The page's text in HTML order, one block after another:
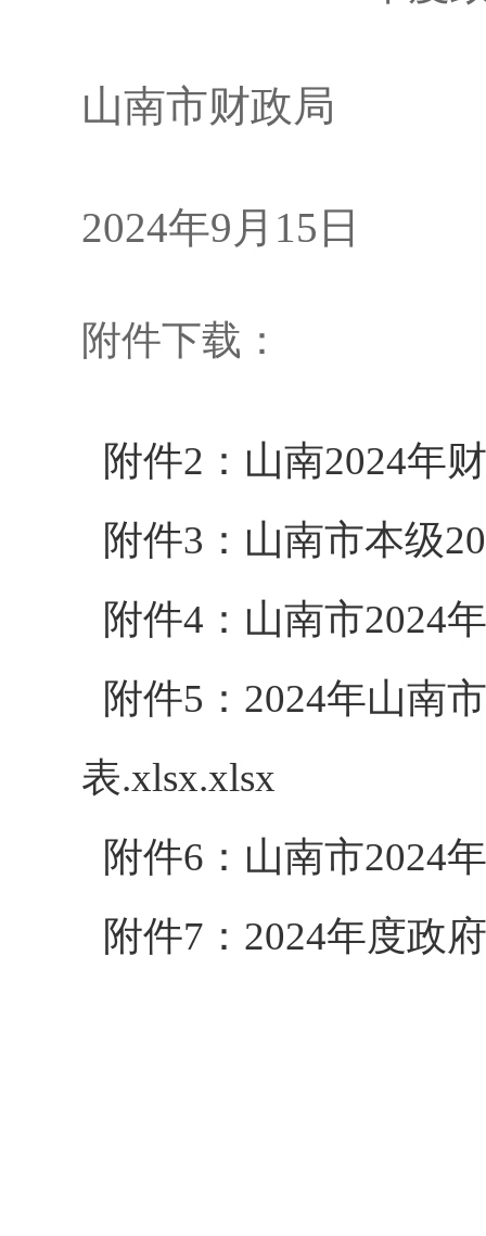
山南市财政局
2024年9 月 15 日
附件下载：
附件2：山南2024年
附件3：山南市本级
附件4：山南市2024
附件5：2024年山南
表.xlsx.xlsx
附件6：山南市2024
附件7：2024年度政